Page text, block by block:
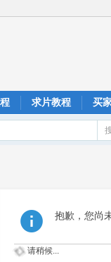
求片教程 买
抱歉，您尚
请稍候...